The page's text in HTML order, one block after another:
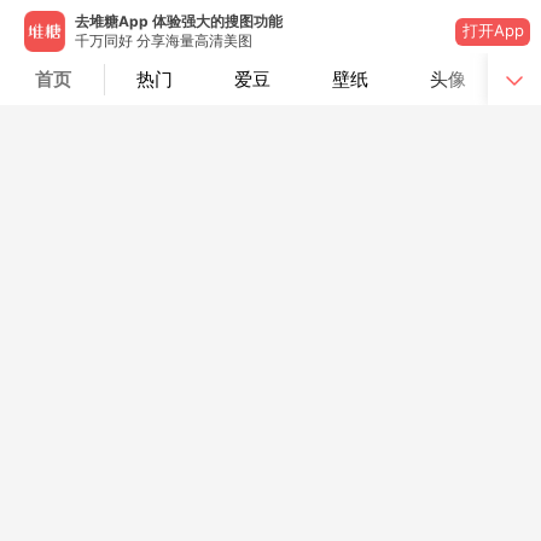
去堆糖App 体验强大的搜图功能
千万同好 分享海量高清美图
打开App
首页 热门 爱豆 壁纸 头像